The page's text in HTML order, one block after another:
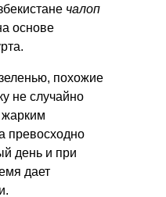
чалоп
основе
похожие
не случайно
жарким
превосходно
день и при
дает